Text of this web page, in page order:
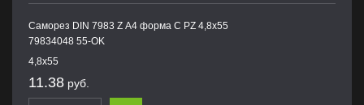
Саморез DIN 7983 Z А4 форма С PZ 4,8х55
79834048 55-OK
4,8х55
11.38 руб.